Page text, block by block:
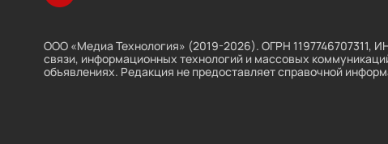
ООО «Медиа Технология» (2019-2026). ОГРН 1197746707311,
связи, информационных технологий и массовых
объявлениях. Редакция не предоставляет справочной